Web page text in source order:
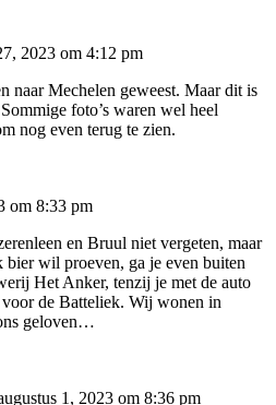
2023 om 4:12 pm
naar Mechelen geweest. Maar dit is
foto’s waren wel heel
nog even terug te zien.
om 8:33 pm
en Bruul niet vergeten, maar
wil proeven, ga je even buiten
Het Anker, tenzij je met de auto
de Batteliek. Wij wonen in
geloven…
1, 2023 om 8:36 pm